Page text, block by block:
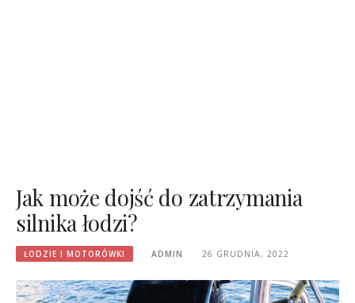
Jak może dojść do zatrzymania
silnika łodzi?
ŁODZIE I MOTORÓWKI ADMIN 26 GRUDNIA, 2022